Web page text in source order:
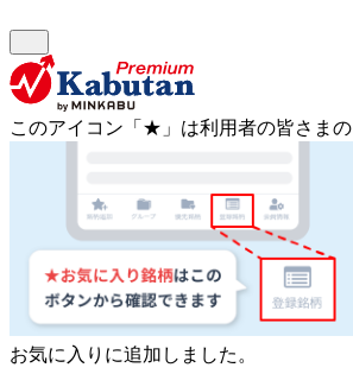
このアイコン 「★」 は利用者の皆さまの
お気に入りに追加しました。